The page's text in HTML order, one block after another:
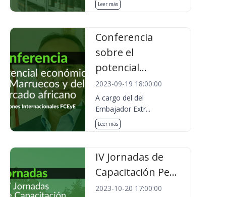
Leer más
Conferencia
sobre el
potencial...
2023-09-19 18:00:00
A cargo del del
Embajador Extr...
Leer más
IV Jornadas de
Capacitación Pe...
2023-10-20 17:00:00